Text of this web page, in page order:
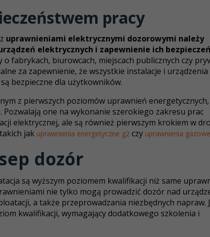
pracy
uprawnieniami elektrycznymi dozorowymi należy
elektrycznych i zapewnienie ich
o fabrykach, biurowcach, miejscach publicznych czy
za zapewnienie, że wszystkie instalacje i urządzenia
bezpieczne dla użytkowników.
z pierwszych poziomów uprawnień
one na wykonanie szerokiego zakresu prac
elektrycznej, ale są również pierwszym krokiem w
jak uprawnienia energetyczne g2 czy uprawnienia
dozór
są wyższym poziomem kwalifikacji niż same
nie tylko mogą prowadzić dozór nad
a także przeprowadzania niezbędnych napraw.
kwalifikacji, wymagający dodatkowego szkolenia i